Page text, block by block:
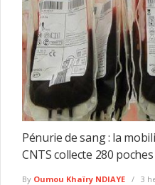
Pénurie de sang : la
CNTS collecte 280
By Oumou Khaïry NDIAYE 3